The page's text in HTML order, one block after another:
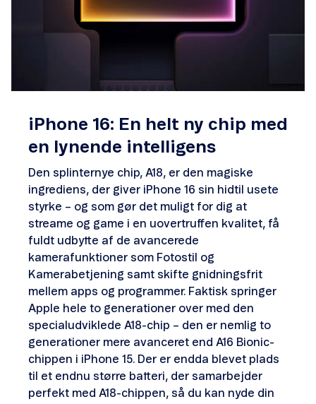
iPhone 16: En helt ny chip med
en lynende intelligens
Den splinternye chip, A18, er den magiske
ingrediens, der giver iPhone 16 sin hidtil usete
styrke – og som gør det muligt for dig at
streame og game i en uovertruffen kvalitet, få
fuldt udbytte af de avancerede
kamerafunktioner som Fotostil og
Kamerabetjening samt skifte gnidningsfrit
mellem apps og programmer. Faktisk springer
Apple hele to generationer over med den
specialudviklede A18-chip – den er nemlig to
generationer mere avanceret end A16 Bionic-
chippen i iPhone 15. Der er endda blevet plads
til et endnu større batteri, der samarbejder
perfekt med A18-chippen, så du kan nyde din